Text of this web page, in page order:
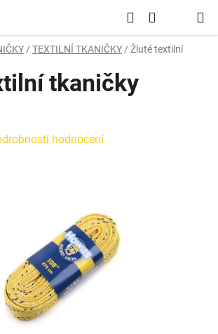
Hledat
KOŠÍK
/ TEXTILNÍ TKANIČKY / Žluté textilní
tkaničky
hodnocení